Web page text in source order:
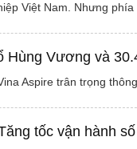
Việt Nam. Nhưng
Hùng Vương và
Aspire trân trọng
tốc vận hành